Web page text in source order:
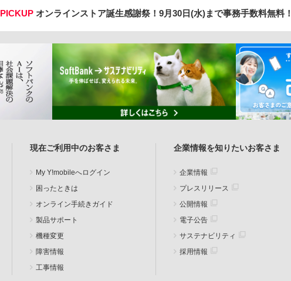
PICKUP オンラインストア誕生感謝祭！ 9月30日(水)まで事務手数料無料！
現在ご利用中のお客さま
My Y!mobileへログイン
困ったときは
オンライン手続きガイド
製品サポート
機種変更
障害情報
工事情報
企業情報を知りたいお客さま
企業情報
プレスリリース
公開情報
電子公告
サステナビリティ
採用情報